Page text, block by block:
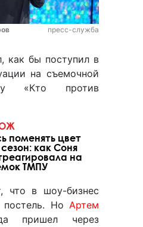
пресс-служба
как бы поступил в
на съемочной
«Кто против
поменять цвет
как Соня
на
ТМПУ
что в шоу-бизнес
постель. Но Артем
пришел через